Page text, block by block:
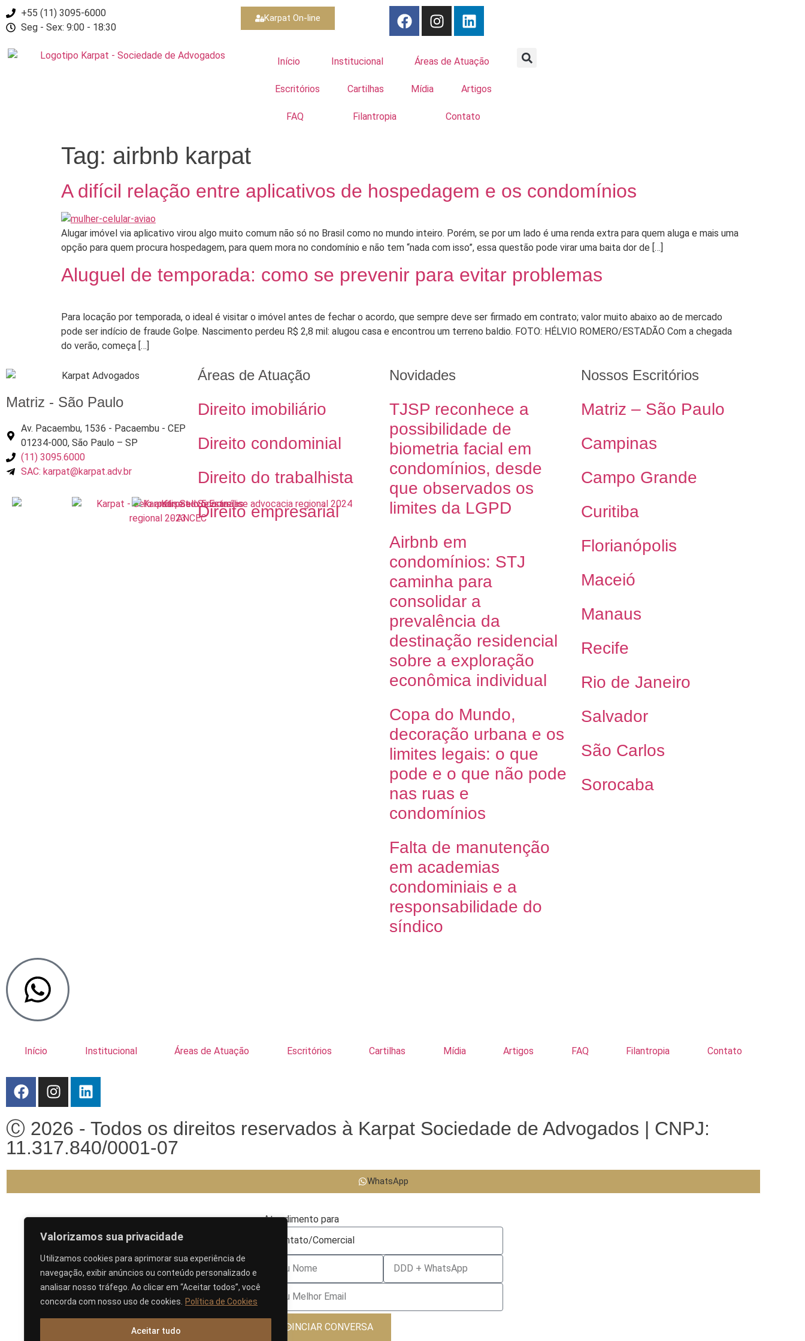
Valorizamos sua privacidade
Utilizamos cookies para aprimorar sua experiência de
navegação, exibir anúncios ou conteúdo personalizado e
analisar nosso tráfego. Ao clicar em “Aceitar todos”, você
concorda com nosso uso de cookies.
Política de Cookies
Aceitar tudo
+55 (11) 3095-6000
Seg - Sex: 9:00 - 18:30
Karpat On-line
Início Institucional Áreas de Atuação
Escritórios Cartilhas Mídia Artigos
FAQ Filantropia Contato
Tag: airbnb karpat
A difícil relação entre aplicativos de hospedagem e os condomínios
Alugar imóvel via aplicativo virou algo muito comum não só no Brasil como no mundo inteiro. Porém, se por um lado é uma renda extra para quem aluga e mais uma
opção para quem procura hospedagem, para quem mora no condomínio e não tem “nada com isso”, essa questão pode virar uma baita dor de […]
Aluguel de temporada: como se prevenir para evitar problemas
Para locação por temporada, o ideal é visitar o imóvel antes de fechar o acordo, que sempre deve ser firmado em contrato; valor muito abaixo ao de mercado
pode ser indício de fraude Golpe. Nascimento perdeu R$ 2,8 mil: alugou casa e encontrou um terreno baldio. FOTO: HÉLVIO ROMERO/ESTADÃO Com a chegada
do verão, começa […]
Matriz - São Paulo
Av. Pacaembu, 1536 - Pacaembu - CEP
01234-000, São Paulo – SP
(11) 3095.6000
SAC: karpat@karpat.adv.br
Áreas de Atuação
Direito imobiliário
Direito condominial
Direito do trabalhista
Direito empresarial
Novidades
TJSP reconhece a
possibilidade de
biometria facial em
condomínios, desde
que observados os
limites da LGPD
Airbnb em
condomínios: STJ
caminha para
consolidar a
prevalência da
destinação residencial
sobre a exploração
econômica individual
Copa do Mundo,
decoração urbana e os
limites legais: o que
pode e o que não pode
nas ruas e
condomínios
Falta de manutenção
em academias
condominiais e a
responsabilidade do
síndico
Nossos Escritórios
Matriz – São Paulo
Campinas
Campo Grande
Curitiba
Florianópolis
Maceió
Manaus
Recife
Rio de Janeiro
Salvador
São Carlos
Sorocaba
Início Institucional Áreas de Atuação Escritórios Cartilhas Mídia Artigos FAQ Filantropia Contato
Ⓒ 2026 - Todos os direitos reservados à Karpat Sociedade de Advogados | CNPJ:
11.317.840/0001-07
WhatsApp
Atendimento para
INCIAR CONVERSA